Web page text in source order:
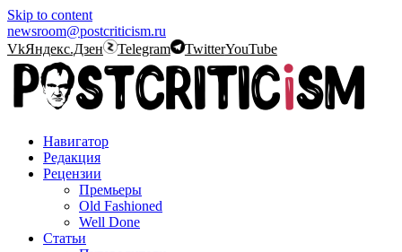
Skip to content
newsroom@postcriticism.ru
VkЯндекс.Дзен Telegram TwitterYouTube
Навигатор
Редакция
Рецензии
Премьеры
Old Fashioned
Well Done
Статьи